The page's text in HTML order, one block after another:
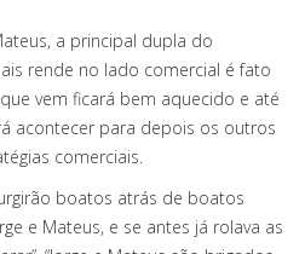
a principal dupla do
rende no lado comercial é fato
vem ficará bem aquecido e até
acontecer para depois os outros
comerciais.
boatos atrás de boatos
e Mateus, e se antes já rolava as